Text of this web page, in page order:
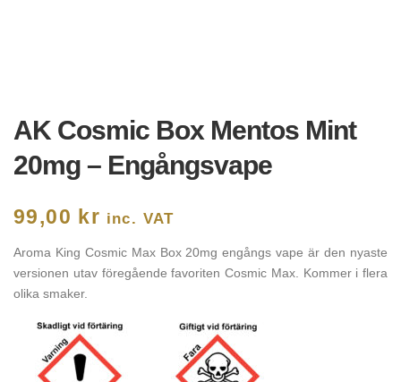
AK Cosmic Box Mentos Mint
20mg – Engångsvape
99,00 kr inc. VAT
Aroma King Cosmic Max Box 20mg engångs vape är den nyaste
versionen utav föregående favoriten Cosmic Max. Kommer i flera
olika smaker.